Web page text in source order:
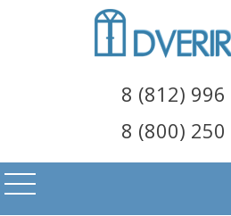
8 (812) 996
8 (800) 250